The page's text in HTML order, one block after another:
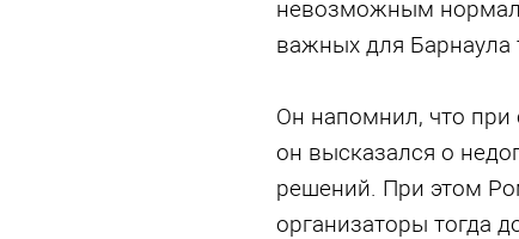
невозможным
важных для Барнаула
Он напомнил, что при
он высказался о
решений. При этом
организаторы тогда